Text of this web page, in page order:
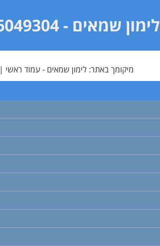
לימון שמאים - 077-6049304
מיקומך באתר:לימון שמאים - עמוד ראשי |